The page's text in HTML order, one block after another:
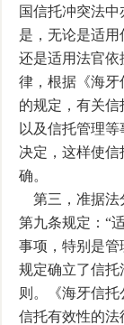
国信托冲突法
是，无论是适用
还是适用法官
律，根据《海牙
的规定，有关
以及信托管理
决定，这样使
确。
第三，准据法
第九条规定：“
事项，特别是管
规定确立了信
则。《海牙信
信托有效性的